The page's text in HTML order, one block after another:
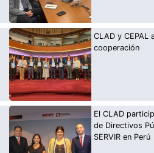
CLAD y CEPAL
cooperación
El CLAD
de Directivos
SERVIR en Perú